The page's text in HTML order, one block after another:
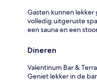
Gasten kunnen lekker
volledig uitgeruste
een sauna en een
Dineren
Valentinum Bar &
Geniet lekker in de